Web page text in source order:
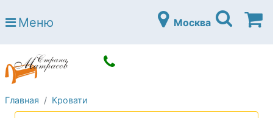
Страна матрасов
Open submenu (Матрасы)
Open submenu (Кровати)
Кровати
Open submenu (Аксессуары)
Open submenu (Диваны)
Диваны
Меню Москва
Главная Кровати